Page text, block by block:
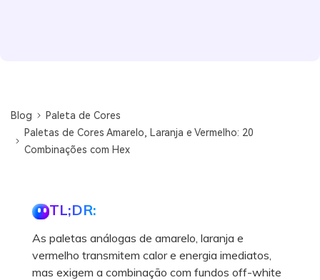
Blog
Paleta de Cores
Paletas de Cores Amarelo, Laranja e Vermelho: 20
Combinações com Hex
TL;DR:
As paletas análogas de amarelo, laranja e
vermelho transmitem calor e energia imediatos,
mas exigem a combinação com fundos off-white